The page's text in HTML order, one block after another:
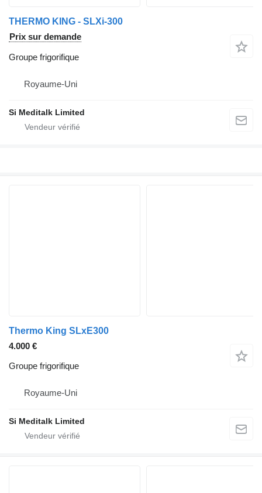
THERMO KING - SLXi-300
Prix sur demande
Groupe frigorifique
Royaume-Uni
Si Meditalk Limited
Thermo King SLxE300
4.000 €
Groupe frigorifique
Royaume-Uni
Si Meditalk Limited